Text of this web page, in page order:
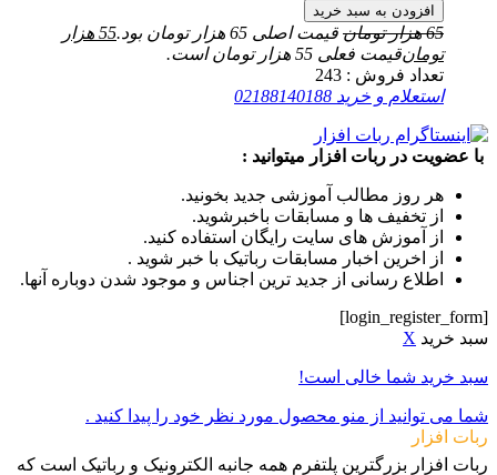
افزودن به سبد خرید
65 هزار تومان قیمت اصلی 65 هزار تومان بود. 55 هزار
تومانقیمت فعلی 55 هزار تومان است.
تعداد فروش : 243
استعلام و خرید 02188140188
با عضویت در ربات افزار میتوانید :
هر روز مطالب آموزشی جدید بخونید.
از تخفیف ها و مسابقات باخبرشوید.
از آموزش های سایت رایگان استفاده کنید.
از اخرین اخبار مسابقات رباتیک با خبر شوید .
اطلاع رسانی از جدید ترین اجناس و موجود شدن دوباره آنها.
[login_register_form]
سبد خرید X
سبد خرید شما خالی است!
شما می توانید از منو محصول مورد نظر خود را پیدا کنید .
ربات افزار
ربات افزار بزرگترین پلتفرم همه جانبه الکترونیک و رباتیک است که